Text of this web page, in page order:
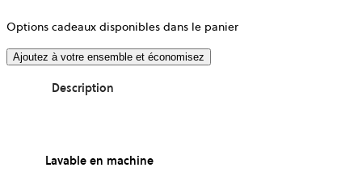
Options cadeaux disponibles dans le panier
Ajoutez à votre ensemble et économisez
Description
Lavable en machine